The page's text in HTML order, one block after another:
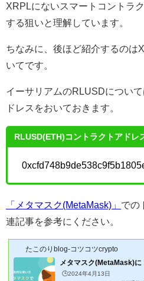
XRPLにないスマートコントラ
する狙いと理解しています。
ちなみに、後ほど紹介するのは
いてです。
イーサリアムのRLUSDについ
ドレスをおいておきます。
RLUSD(ETH)コントラクトアドレ
「メタマスク(MetaMask)」 での
連記事を参考にください。
たこのりblog-コツコツcrypto
メタマスク(MetaMask)
🕒️2024年4月13日